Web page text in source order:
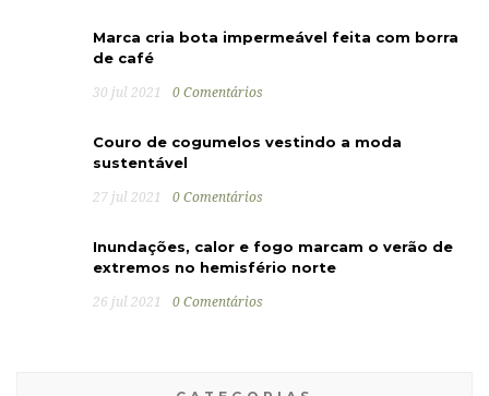
Marca cria bota impermeável feita com borra
de café
30 jul 2021 0 Comentários
Couro de cogumelos vestindo a moda
sustentável
27 jul 2021 0 Comentários
Inundações, calor e fogo marcam o verão de
extremos no hemisfério norte
26 jul 2021 0 Comentários